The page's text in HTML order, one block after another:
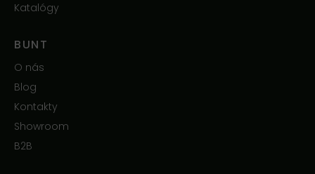
Katalógy
BUNT
O nás
Blog
Kontakty
Showroom
B2B